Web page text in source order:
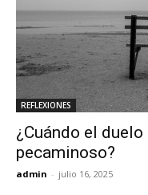
REFLEXIONES
¿Cuándo el
pecaminoso?
admin - julio 16, 2025